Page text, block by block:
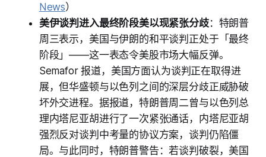
News）
美伊谈判进入最终阶段美以现紧张分歧：特朗普
周三表示，美国与伊朗的和平谈判正处于「最终
阶段」——这一表态令美股市场大幅反弹。
Semafor 报道，美国方面认为谈判正在取得进
展，但华盛顿与以色列之间的深层分歧正威胁破
坏外交进程。据报道，特朗普周二曾与以色列总
理内塔尼亚胡进行了一次紧张通话，内塔尼亚胡
强烈反对谈判中考量的协议方案，谈判仍陷僵
局。与此同时，特朗普警告：若谈判破裂，美国